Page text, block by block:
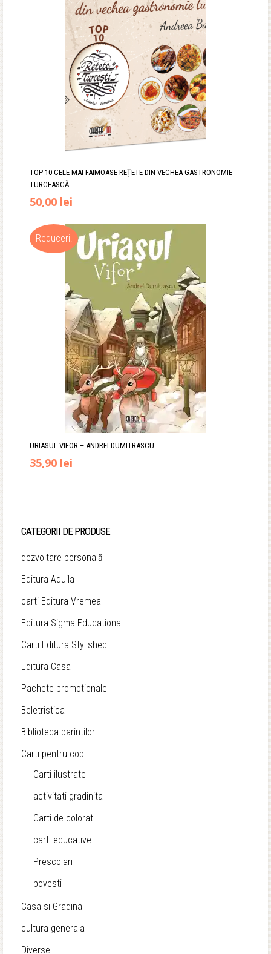
30,00 lei.
TOP 10 CELE MAI FAIMOASE REȚETE DIN VECHEA GASTRONOMIE
TURCEASCĂ
Prețul
inițial
a
65,00 lei.
50,00 lei
curent
este:
50,00 lei.
Reduceri!
URIASUL VIFOR – ANDREI DUMITRASCU
Prețul
fost:
35,90 lei
35,90 lei.
CATEGORII DE PRODUSE
dezvoltare personală
Editura Aquila
carti Editura Vremea
Editura Sigma Educational
Carti Editura Stylished
Editura Casa
Pachete promotionale
Beletristica
Biblioteca parintilor
Carti pentru copii
Carti ilustrate
activitati gradinita
Carti de colorat
carti educative
Prescolari
povesti
Casa si Gradina
cultura generala
Diverse